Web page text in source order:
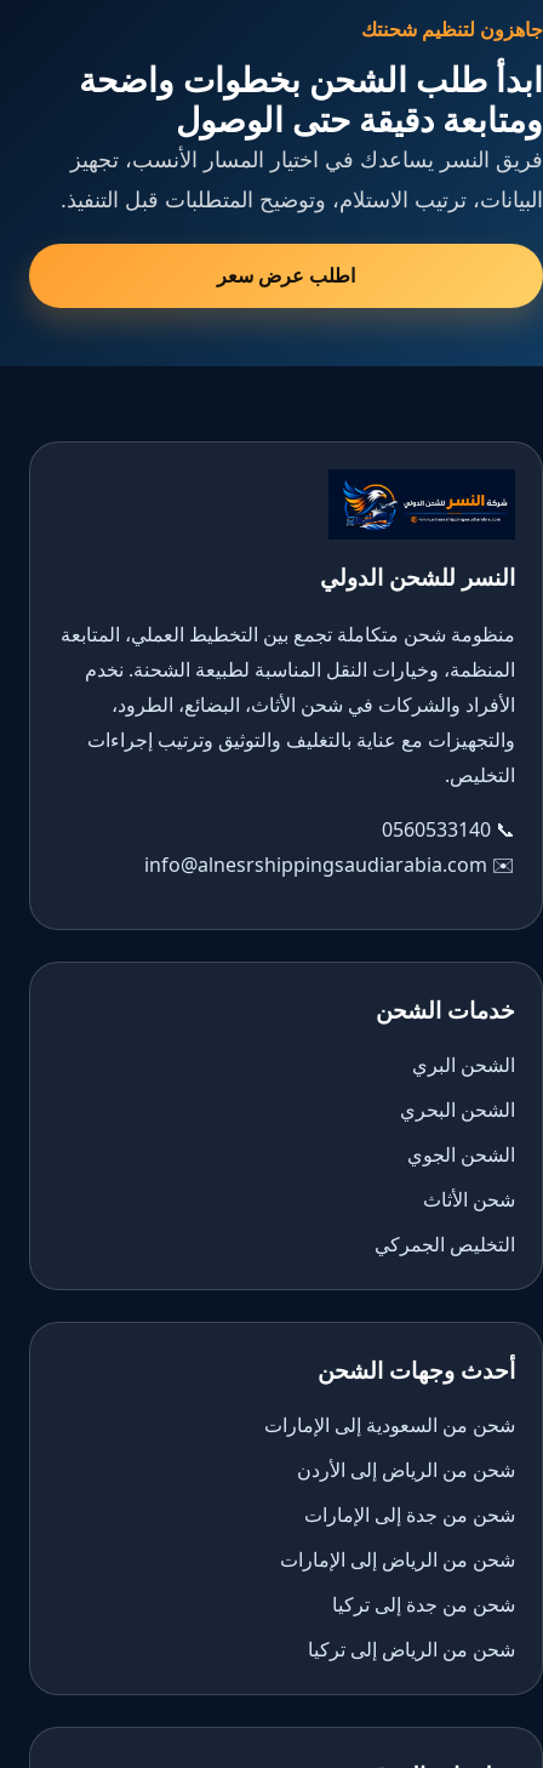
جاهزون لتنظيم شحنتك
ابدأ طلب الشحن بخطوات واضحة
ومتابعة دقيقة حتى الوصول
فريق النسر يساعدك في اختيار المسار الأنسب، تجهيز
البيانات، ترتيب الاستلام، وتوضيح المتطلبات قبل التنفيذ.
اطلب عرض سعر
النسر للشحن الدولي
منظومة شحن متكاملة تجمع بين التخطيط العملي، المتابعة
المنظمة، وخيارات النقل المناسبة لطبيعة الشحنة. نخدم
الأفراد والشركات في شحن الأثاث، البضائع، الطرود،
والتجهيزات مع عناية بالتغليف والتوثيق وترتيب إجراءات
التخليص.
📞
0560533140
✉️
info@alnesrshippingsaudiarabia.com
خدمات الشحن
الشحن البري
الشحن البحري
الشحن الجوي
شحن الأثاث
التخليص الجمركي
أحدث وجهات الشحن
شحن من السعودية إلى الإمارات
شحن من الرياض إلى الأردن
شحن من جدة إلى الإمارات
شحن من الرياض إلى الإمارات
شحن من جدة إلى تركيا
شحن من الرياض إلى تركيا